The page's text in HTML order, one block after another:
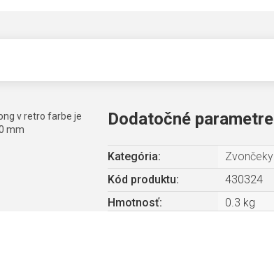
v retro farbe je
mm
Dodatočné parametre
Kategória:
Zvončeky
Kód produktu:
430324
Hmotnosť: 0.3 kg